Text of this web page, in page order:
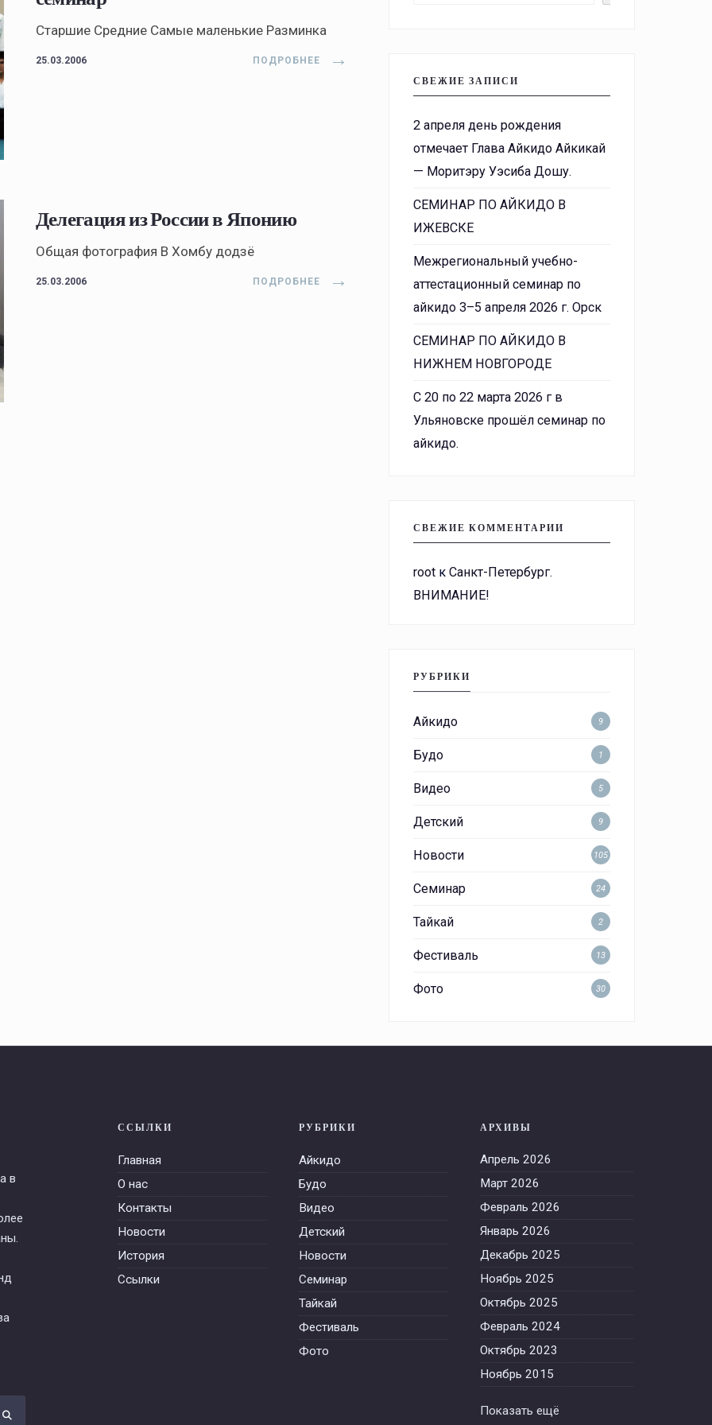
Старшие Средние Самые маленькие Разминка
25.03.2006 ПОДРОБНЕЕ →
Делегация из России в Японию
Общая фотография В Хомбу додзё
25.03.2006 ПОДРОБНЕЕ →
СВЕЖИЕ ЗАПИСИ
2 апреля день рождения
отмечает Глава Айкидо Айкикай
— Моритэру Уэсиба Дошу.
СЕМИНАР ПО АЙКИДО В
ИЖЕВСКЕ
Межрегиональный учебно-
аттестационный семинар по
айкидо 3–5 апреля 2026 г. Орск
СЕМИНАР ПО АЙКИДО В
НИЖНЕМ НОВГОРОДЕ
С 20 по 22 марта 2026 г в
Ульяновске прошёл семинар по
айкидо.
СВЕЖИЕ КОММЕНТАРИИ
root к Санкт-Петербург.
ВНИМАНИЕ!
РУБРИКИ
Айкидо 9
Будо 1
Видео 5
Детский 9
Новости 105
Семинар 24
Тайкай 2
Фестиваль 13
Фото 30
в
ССЫЛКИ
Главная
О нас
Контакты
Новости
История
Ссылки
РУБРИКИ
Айкидо
Будо
Видео
Детский
Новости
Семинар
Тайкай
Фестиваль
Фото
АРХИВЫ
Апрель 2026
Март 2026
Февраль 2026
Январь 2026
Декабрь 2025
Ноябрь 2025
Октябрь 2025
Февраль 2024
Октябрь 2023
Ноябрь 2015
Показать ещё